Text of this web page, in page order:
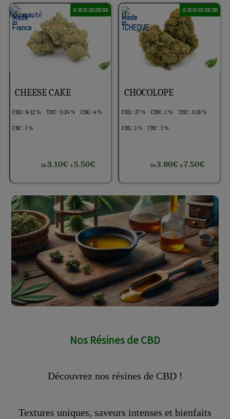
1G 3G 5G 10G 20G 50G
CHEESE CAKE
CBD : 8-12 % THC : 0.24 % CBG : 4 %
CBC : 1 %
De3.10€à5.50€
1G 3G 5G 10G 20G 50G
CHOCOLOPE
CBD : 17 % CBN : 1 % THC : 0.18 %
CBG : 1 % CBC : 1 %
De3.80€ à7.50€
Nos Résines de CBD
Découvrez nos résines de CBD !
Textures uniques, saveurs intenses et bienfaits